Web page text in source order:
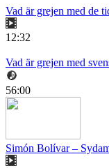
Vad är grejen med de
12:32
Vad är grejen med
56:00
Simón Bolívar –